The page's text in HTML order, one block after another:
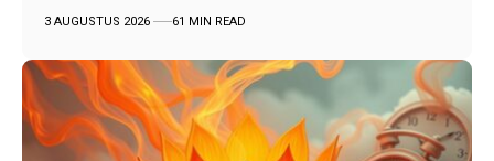
3 AUGUSTUS 2026 61 MIN READ